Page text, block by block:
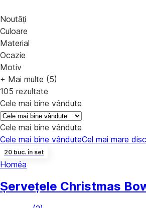
Noutăți
Culoare
Material
Ocazie
Motiv
+ Mai multe (5)
105 rezultate
Cele mai bine vândute
Cele mai bine vândute
Cele mai bine vânduteCel mai mare
20 buc. în set
Homéa
Șervețele Christmas